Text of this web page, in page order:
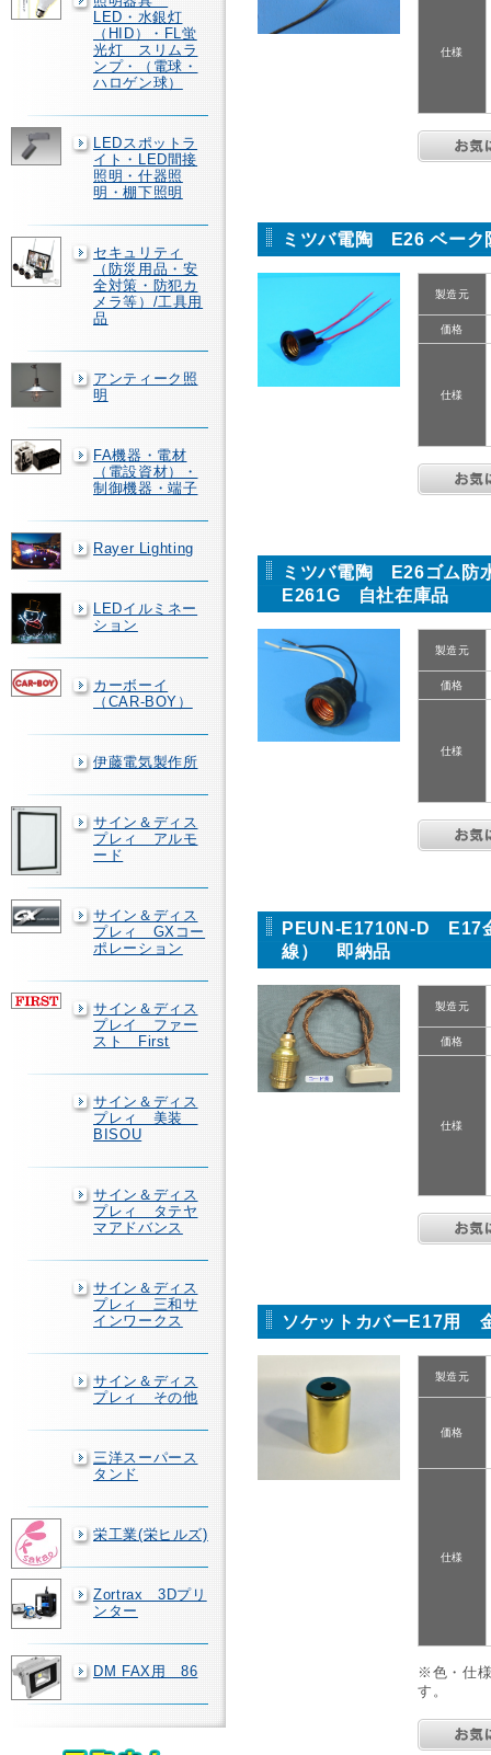
LED・水銀灯
（HID）・FL蛍
光灯 スリムラ
ンプ・（電球・
ハロゲン球）
LEDスポットラ
イト・LED間接
照明・什器照
明・棚下照明
セキュリティ
（防災用品・安
全対策・防犯カ
メラ等）/工具用
品
アンティーク照
明
FA機器・電材
（電設資材）・
制御機器・端子
Rayer Lighting
LEDイルミネー
ション
カーボーイ
（CAR-BOY）
伊藤電気製作所
サイン＆ディス
プレィ アルモ
ード
サイン＆ディス
プレィ GXコー
ポレーション
サイン＆ディス
プレイ ファー
スト First
サイン＆ディス
プレィ 美装
BISOU
サイン＆ディス
プレィ タテヤ
マアドバンス
サイン＆ディス
プレィ 三和サ
インワークス
サイン＆ディス
プレィ その他
三洋スーパース
タンド
栄工業(栄ヒルズ)
Zortrax 3Dプリ
ンター
DM FAX用 86
仕様
ミツバ電陶 E26 ベーク
製造元
価格
仕様
ミツバ電陶 E26ゴム防
E261G 自社在庫品
製造元
価格
仕様
PEUN-E1710N-D E17
線） 即納品
製造元
価格
仕様
ソケットカバーE17用
製造元
価格
仕様
※色・仕
す。